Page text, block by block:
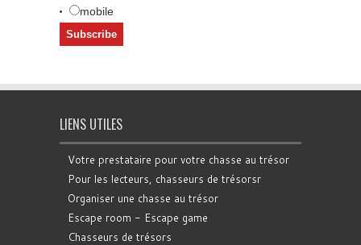
mobile
LIENS UTILES
Votre prestataire pour votre chasse au trésor
Pour les lecteurs, chasseurs de trésorsr
Organiser une chasse au trésor
Escape room - Escape game
Chasseurs de trésors